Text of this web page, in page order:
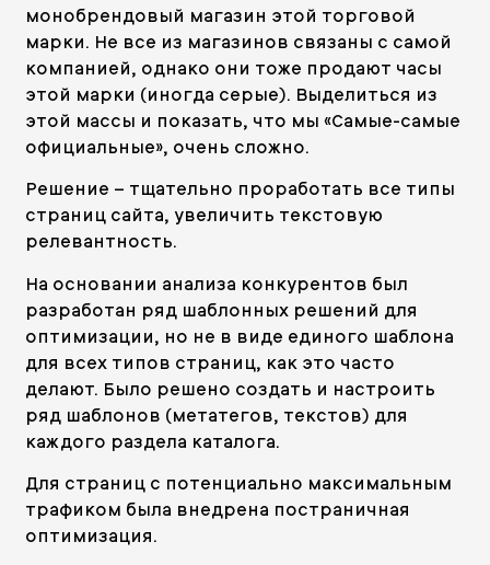
монобрендовый магазин этой торговой
марки. Не все из магазинов связаны с самой
компанией, однако они тоже продают часы
этой марки (иногда серые). Выделиться из
этой массы и показать, что мы «Самые-самые
официальные», очень сложно.
Решение – тщательно проработать все типы
страниц сайта, увеличить текстовую
релевантность.
На основании анализа конкурентов был
разработан ряд шаблонных решений для
оптимизации, но не в виде единого шаблона
для всех типов страниц, как это часто
делают. Было решено создать и настроить
ряд шаблонов (метатегов, текстов) для
каждого раздела каталога.
Для страниц с потенциально максимальным
трафиком была внедрена постраничная
оптимизация.